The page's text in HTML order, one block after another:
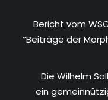
Bericht vom
“Beiträge der
Die Wilhelm
ein